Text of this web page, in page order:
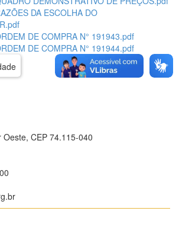
DA ESCOLHA DO
DE COMPRA N° 191943.pdf
DE COMPRA N° 191944.pdf
Oeste, CEP 74.115-040